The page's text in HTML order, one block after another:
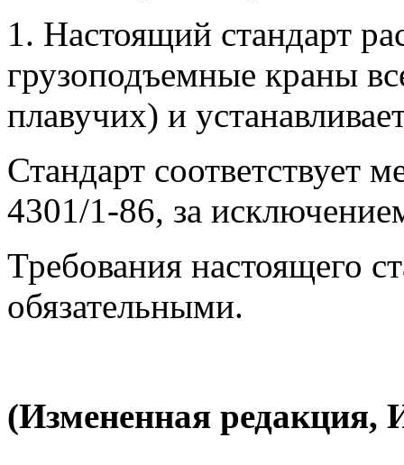
1. Настоящий стандарт
грузоподъемные краны
плавучих) и
Стандарт соответствует
4301/1-86, за
Требования настоящего
обязательными.
(Измененная